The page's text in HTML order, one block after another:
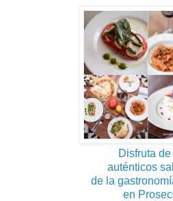
Disfruta
auténticos
de la
en